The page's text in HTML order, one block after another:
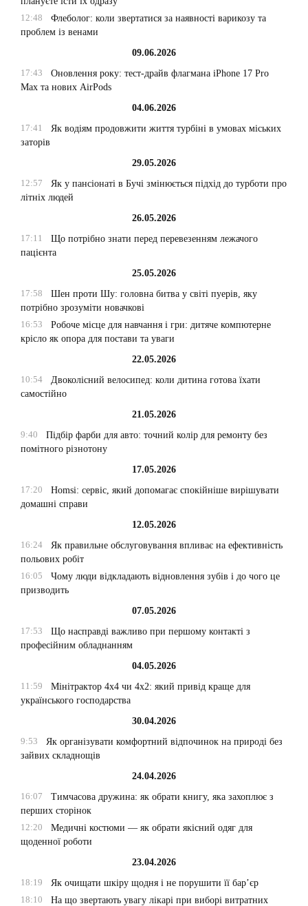
12:48
Флеболог: коли звертатися за наявності варикозу та
проблем із венами
09.06.2026
17:43
Оновлення року: тест-драйв флагмана iPhone 17 Pro
Max та нових AirPods
04.06.2026
17:41
Як водіям продовжити життя турбіні в умовах міських
заторів
29.05.2026
12:57
Як у пансіонаті в Бучі змінюється підхід до турботи про
літніх людей
26.05.2026
17:11
Що потрібно знати перед перевезенням лежачого
пацієнта
25.05.2026
17:58
Шен проти Шу: головна битва у світі пуерів, яку
потрібно зрозуміти новачкові
16:53
Робоче місце для навчання і гри: дитяче компютерне
крісло як опора для постави та уваги
22.05.2026
10:54
Двоколісний велосипед: коли дитина готова їхати
самостійно
21.05.2026
9:40
Підбір фарби для авто: точний колір для ремонту без
помітного різнотону
17.05.2026
17:20
Homsi: сервіс, який допомагає спокійніше вирішувати
домашні справи
12.05.2026
16:24
Як правильне обслуговування впливає на ефективність
польових робіт
16:05
Чому люди відкладають відновлення зубів і до чого це
призводить
07.05.2026
17:53
Що насправді важливо при першому контакті з
професійним обладнанням
04.05.2026
11:59
Мінітрактор 4х4 чи 4х2: який привід краще для
українського господарства
30.04.2026
9:53
Як організувати комфортний відпочинок на природі без
зайвих складнощів
24.04.2026
16:07
Тимчасова дружина: як обрати книгу, яка захоплює з
перших сторінок
12:20
Медичні костюми — як обрати якісний одяг для
щоденної роботи
23.04.2026
18:19
Як очищати шкіру щодня і не порушити її бар’єр
18:10
На що звертають увагу лікарі при виборі витратних